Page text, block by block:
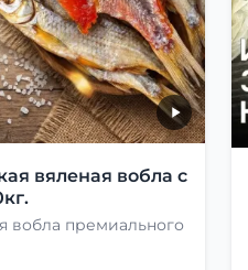
вяленая вобла с
вобла премиального